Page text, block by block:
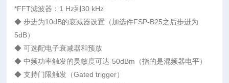
*FFT滤波器：1 Hz到30 kHz
◆ 步进为10dB的衰减器设置（加选件FSP-B25之后步进为
5dB）
◆ 可选配电子衰减器和预放
◆ 中频功率触发的灵敏度可达-50dBm（指的是混频器电平）
◆ 支持门限触发（Gated trigger）